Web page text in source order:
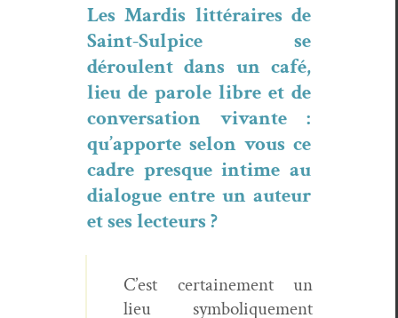
Les Mardis lit­téraires de
Saint-Sulpice se
déroulent dans un café,
lieu de parole libre et de
con­ver­sa­tion vivante :
qu’apporte selon vous ce
cadre presque intime au
dia­logue entre un auteur
et ses lecteurs ?
C’est cer­taine­ment un
lieu sym­bol­ique­ment